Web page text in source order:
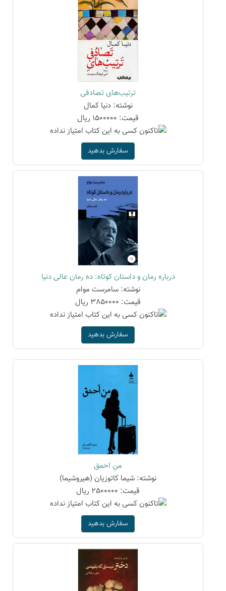
ترتیب‌های تصادفی
نوشته: دنیا کمال
قیمت: 1500000 ریال
سفارش بدهید
درباره رمان و داستان کوتاه: ده رمان عالی دنیا
نوشته: سامرست موام
قیمت: 3850000 ریال
سفارش بدهید
منِ احمق
نوشته: شیما کاتوزیان (هیروشیما)
قیمت: 2500000 ریال
سفارش بدهید